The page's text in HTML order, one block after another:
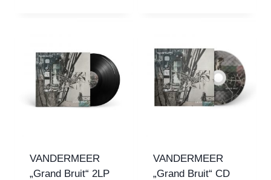
mehrere
Varianten
auf.
Die
auf
der
VANDERMEER
„Grand Bruit“ 2LP
VANDERMEER
„Grand Bruit“ CD